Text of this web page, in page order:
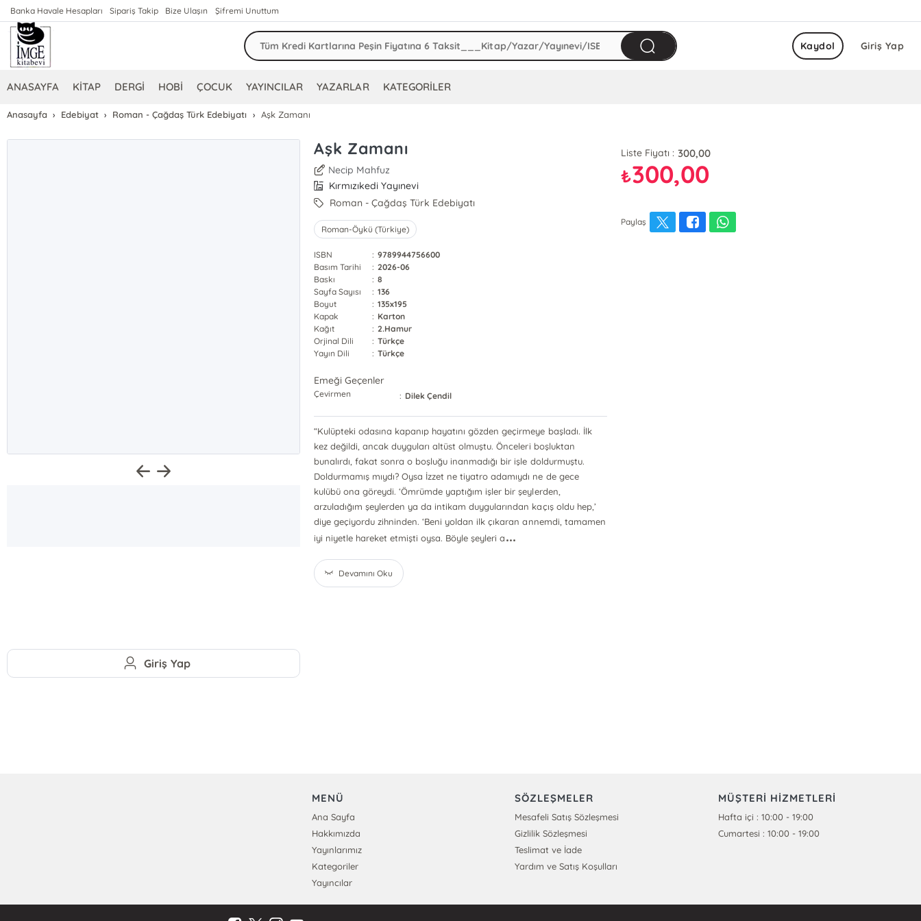
Banka Havale Hesapları Sipariş Takip Bize Ulaşın Şifremi Unuttum
Giriş Yap
Kaydol
ANASAYFA KİTAP DERGİ HOBİ ÇOCUK YAYINCILAR YAZARLAR KATEGORİLER
Anasayfa Edebiyat Roman - Çağdaş Türk Edebiyatı Aşk Zamanı
Aşk Zamanı
Necip Mahfuz
Kırmızıkedi Yayınevi
Roman - Çağdaş Türk Edebiyatı
Roman-Öykü (Türkiye)
ISBN : 9789944756600
Basım Tarihi
: 2026-06
Baskı
: 8
Sayfa Sayısı
: 136
Boyut
: 135x195
Kapak
: Karton
Kağıt
: 2.Hamur
Orjinal Dili
: Türkçe
Yayın Dili
: Türkçe
Emeği Geçenler
Çevirmen : Dilek Çendil
“Kulüpteki odasına kapanıp hayatını gözden geçirmeye başladı. İlk
kez değildi, ancak duyguları altüst olmuştu. Önceleri boşluktan
bunalırdı, fakat sonra o boşluğu inanmadığı bir işle doldurmuştu.
Doldurmamış mıydı? Oysa İzzet ne tiyatro adamıydı ne de gece
kulübü ona göreydi. ‘Ömrümde yaptığım işler bir şeylerden,
arzuladığım şeylerden ya da intikam duygularından kaçış oldu hep,’
diye geçiyordu zihninden. ‘Beni yoldan ilk çıkaran annemdi, tamamen
iyi niyetle hareket etmişti oysa. Böyle şeyleri a...
Devamını Oku
Liste Fiyatı : 300,00
₺300,00
Paylaş
Giriş Yap
MENÜ
Ana Sayfa
Hakkımızda
Yayınlarımız
Kategoriler
Yayıncılar
SÖZLEŞMELER
Mesafeli Satış Sözleşmesi
Gizlilik Sözleşmesi
Teslimat ve İade
Yardım ve Satış Koşulları
MÜŞTERİ HİZMETLERİ
Hafta içi : 10:00 - 19:00
Cumartesi : 10:00 - 19:00